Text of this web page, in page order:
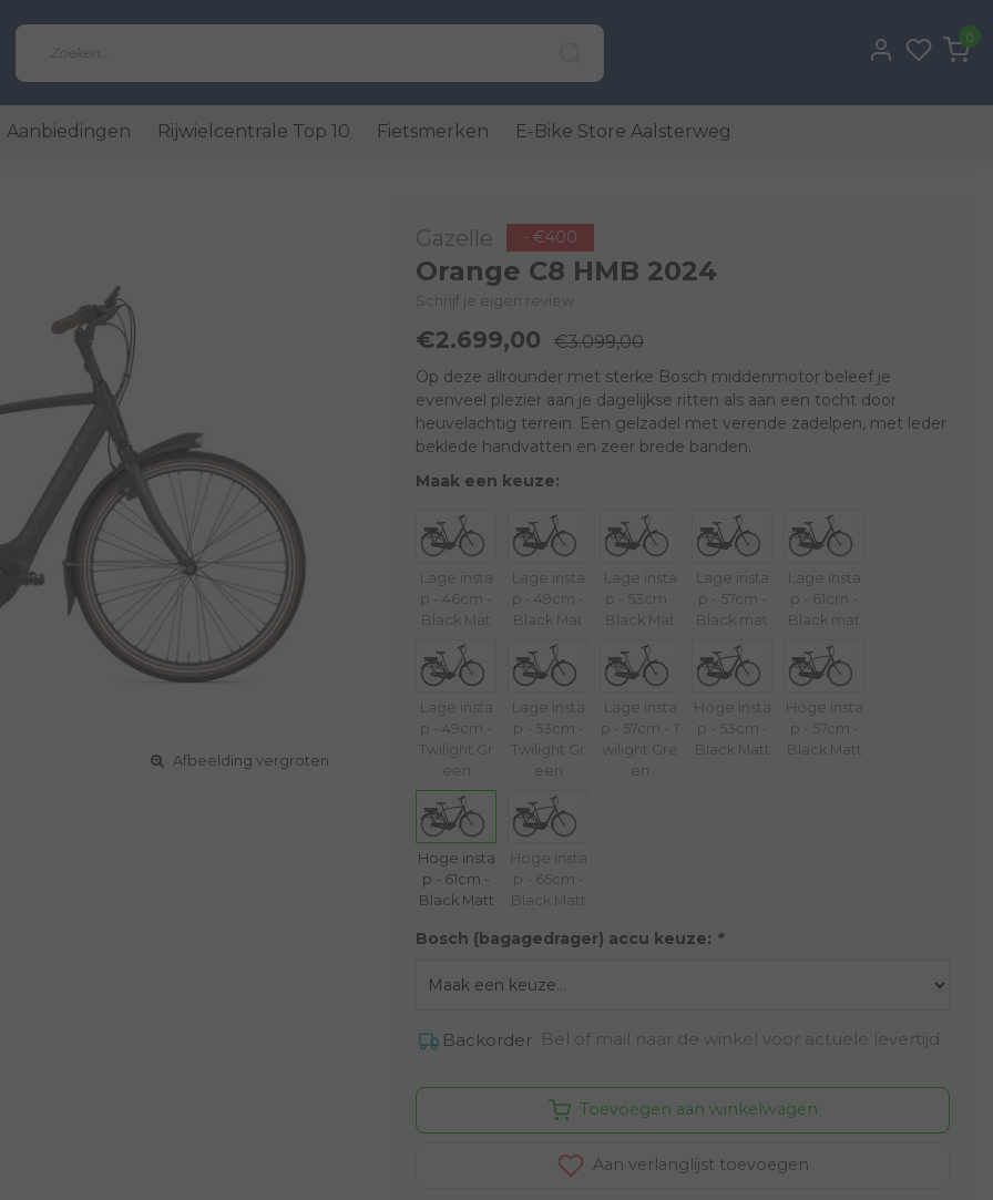
0
Aanbiedingen Rijwielcentrale Top 10 Fietsmerken E-Bike Store Aalsterweg
Afbeelding vergroten
Gazelle - €400
Orange C8 HMB 2024
Schrijf je eigen review
€2.699,00 €3.099,00
Op deze allrounder met sterke Bosch middenmotor beleef je
evenveel plezier aan je dagelijkse ritten als aan een tocht door
heuvelachtig terrein. Een gelzadel met verende zadelpen, met leder
beklede handvatten en zeer brede banden.
Maak een keuze:
Lage insta
p - 46cm -
Black Mat
Lage insta
p - 49cm -
Black Mat
Lage insta
p - 53cm -
Black Mat
Lage insta
p - 57cm -
Black mat
Lage insta
p - 61cm -
Black mat
Lage insta
p - 49cm -
Twilight Gr
een
Lage insta
p - 53cm -
Twilight Gr
een
Lage insta
p - 57cm - T
wilight Gre
en
Hoge insta
p - 53cm -
Black Matt
Hoge insta
p - 57cm -
Black Matt
Hoge insta
p - 61cm -
Black Matt
Hoge insta
p - 65cm -
Black Matt
Bosch (bagagedrager) accu keuze: *
Backorder Bel of mail naar de winkel voor actuele levertijd
Toevoegen aan winkelwagen
Aan verlanglijst toevoegen